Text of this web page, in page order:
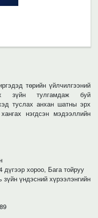
төрийн үйлчилгээний
зүйн тулгамдаж буй
туслах анхан шатны эрх
нэгдсэн мэдээллийн
дүгээр хороо, Бага тойруу
үндэсний хүрээлэнгийн